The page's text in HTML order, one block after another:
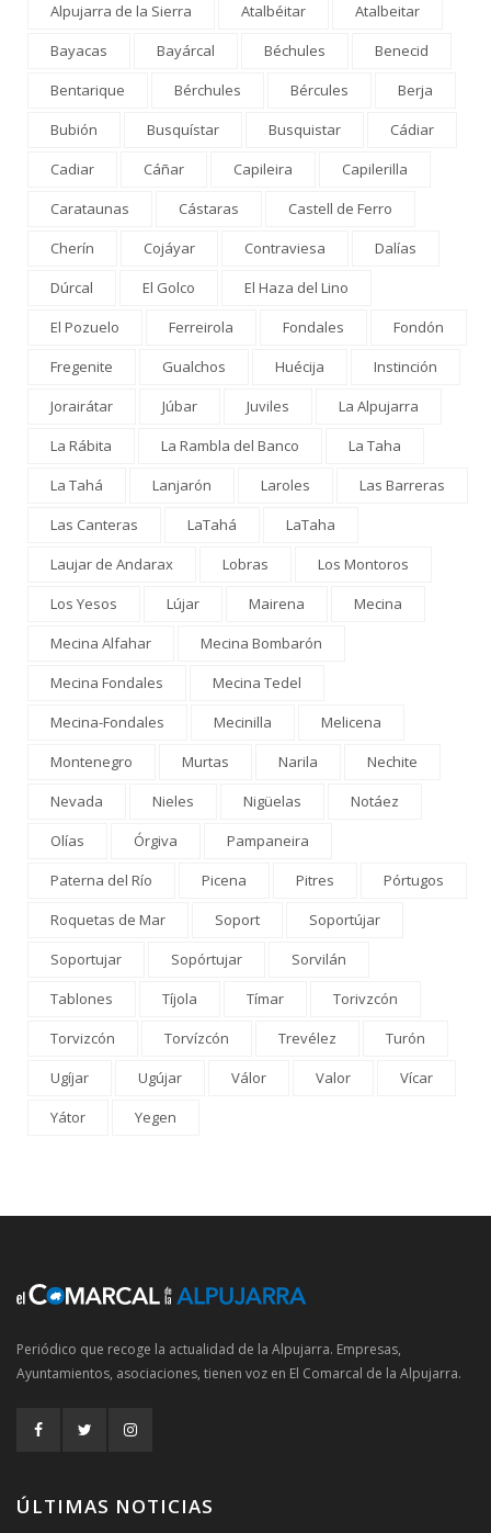
Alpujarra de la Sierra
Atalbéitar
Atalbeitar
Bayacas
Bayárcal Béchules
Benecid
Bentarique
Bérchules Bércules
Berja
Bubión
Busquístar Busquistar
Cádiar
Cadiar
Cáñar Capileira
Capilerilla
Carataunas
Cástaras
Castell de Ferro
Cherín
Cojáyar Contraviesa
Dalías
Dúrcal
El Golco
El Haza del Lino
El Pozuelo
Ferreirola Fondales
Fondón
Fregenite
Gualchos Huécija
Instinción
Jorairátar
Júbar Juviles
La Alpujarra
La Rábita
La Rambla del Banco
La Taha
La Tahá
Lanjarón Laroles
Las Barreras
Las Canteras
LaTahá
LaTaha
Laujar de Andarax
Lobras
Los Montoros
Los Yesos
Lújar Mairena
Mecina
Mecina Alfahar
Mecina Bombarón
Mecina Fondales
Mecina Tedel
Mecina-Fondales
Mecinilla
Melicena
Montenegro
Murtas Narila
Nechite
Nevada
Nieles Nigüelas
Notáez
Olías
Órgiva
Pampaneira
Paterna del Río
Picena Pitres
Pórtugos
Roquetas de Mar
Soport
Soportújar
Soportujar
Sopórtujar
Sorvilán
Tablones
Tíjola Tímar
Torivzcón
Torvizcón
Torvízcón Trevélez
Turón
Ugíjar
Ugújar Válor Valor
Vícar
Yátor
Yegen
Periódico que recoge la actualidad de la Alpujarra. Empresas,
Ayuntamientos, asociaciones, tienen voz en El Comarcal de la Alpujarra.
ÚLTIMAS NOTICIAS